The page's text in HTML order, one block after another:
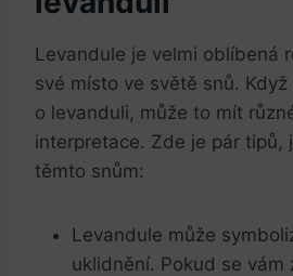
Levandule je velmi oblíbená
své místo ve světě snů.
o levanduli, může to mít
interpretace. Zde je pár tipů,
těmto snům:
Levandule může
uklidnění. Pokud se vám